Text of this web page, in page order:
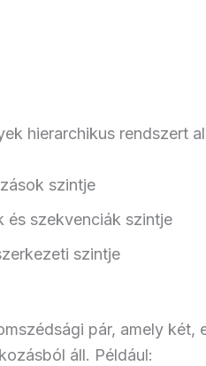
hierarchikus rendszert
szintje
és szekvenciák szintje
szintje
pár, amely két,
áll. Például: